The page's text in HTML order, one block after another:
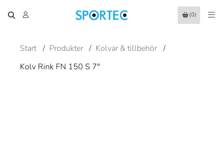
(0)
Start / Produkter / Kolvar & tillbehör /
Kolv Rink FN 150 S 7°